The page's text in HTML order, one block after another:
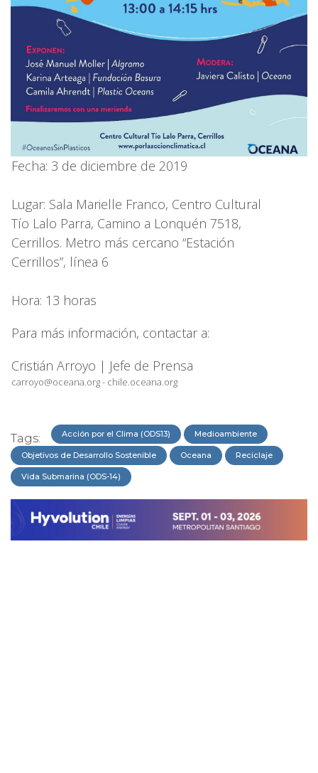
Fecha: 3 de diciembre de 2019
Lugar: Sala Marielle Franco, Centro Cultural
Tío Lalo Parra, Camino a Lonquén 7518,
Cerrillos. Metro más cercano “Estación
Cerrillos”, línea 6
Hora: 13 horas
Para más información, contactar a:
Cristián Arroyo | Jefe de Prensa
carroyo@oceana.org - chile.oceana.org
Tags: Acción por el Clima (ODS13) Medioambiente
Objetivos de Desarrollo Sostenible Oceana Reciclaje
Vida Submarina (ODS-14)